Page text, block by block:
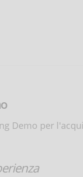
Demo per